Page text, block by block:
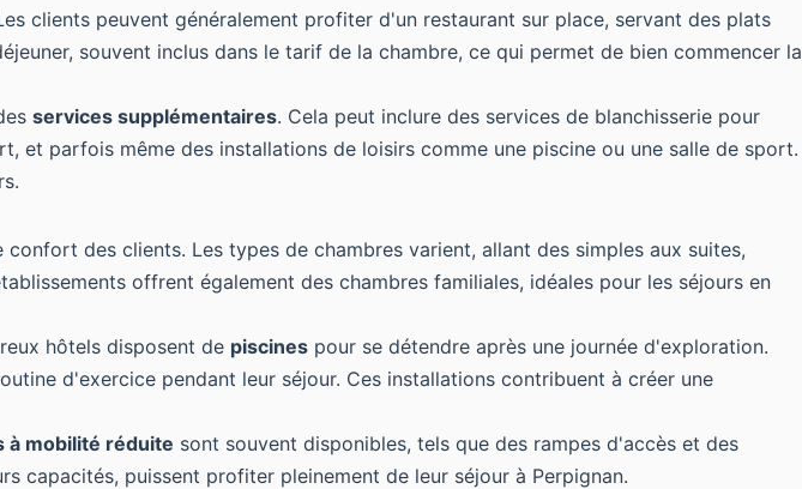
clients peuvent généralement profiter d'un restaurant sur place, servant des plats
souvent inclus dans le tarif de la chambre, ce qui permet de bien commencer la
services supplémentaires. Cela peut inclure des services de blanchisserie pour
parfois même des installations de loisirs comme une piscine ou une salle de sport.
des clients. Les types de chambres varient, allant des simples aux suites,
offrent également des chambres familiales, idéales pour les séjours en
hôtels disposent de piscines pour se détendre après une journée d'exploration.
d'exercice pendant leur séjour. Ces installations contribuent à créer une
à mobilité réduite sont souvent disponibles, tels que des rampes d'accès et des
capacités, puissent profiter pleinement de leur séjour à Perpignan.